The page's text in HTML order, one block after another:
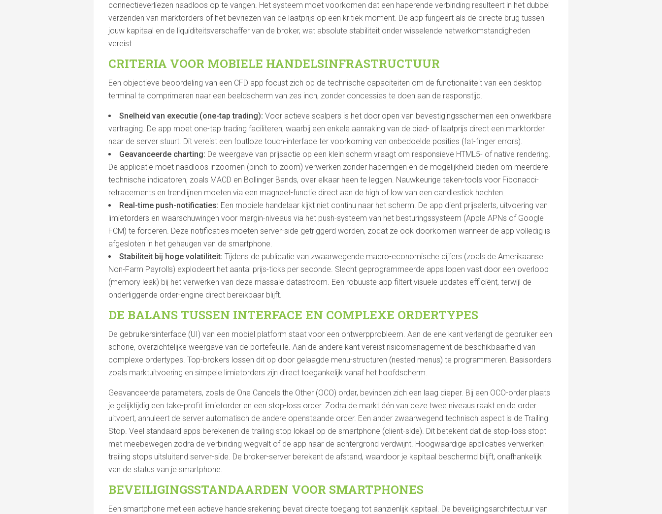
connectieverliezen naadloos op te vangen. Het systeem moet voorkomen dat een haperende verbinding resulteert in het dubbel
verzenden van marktorders of het bevriezen van de laatprijs op een kritiek moment. De app fungeert als de directe brug tussen
jouw kapitaal en de liquiditeitsverschaffer van de broker, wat absolute stabiliteit onder wisselende netwerkomstandigheden
vereist.
CRITERIA VOOR MOBIELE HANDELSINFRASTRUCTUUR
Een objectieve beoordeling van een CFD app focust zich op de technische capaciteiten om de functionaliteit van een desktop
terminal te comprimeren naar een beeldscherm van zes inch, zonder concessies te doen aan de responstijd.
Snelheid van executie (one-tap trading): Voor actieve scalpers is het doorlopen van bevestigingsschermen een onwerkbare
vertraging. De app moet one-tap trading faciliteren, waarbij een enkele aanraking van de bied- of laatprijs direct een marktorder
naar de server stuurt. Dit vereist een foutloze touch-interface ter voorkoming van onbedoelde posities (fat-finger errors).
Geavanceerde charting: De weergave van prijsactie op een klein scherm vraagt om responsieve HTML5- of native rendering.
De applicatie moet naadloos inzoomen (pinch-to-zoom) verwerken zonder haperingen en de mogelijkheid bieden om meerdere
technische indicatoren, zoals MACD en Bollinger Bands, over elkaar heen te leggen. Nauwkeurige teken-tools voor Fibonacci-
retracements en trendlijnen moeten via een magneet-functie direct aan de high of low van een candlestick hechten.
Real-time push-notificaties: Een mobiele handelaar kijkt niet continu naar het scherm. De app dient prijsalerts, uitvoering van
limietorders en waarschuwingen voor margin-niveaus via het push-systeem van het besturingssysteem (Apple APNs of Google
FCM) te forceren. Deze notificaties moeten server-side getriggerd worden, zodat ze ook doorkomen wanneer de app volledig is
afgesloten in het geheugen van de smartphone.
Stabiliteit bij hoge volatiliteit: Tijdens de publicatie van zwaarwegende macro-economische cijfers (zoals de Amerikaanse
Non-Farm Payrolls) explodeert het aantal prijs-ticks per seconde. Slecht geprogrammeerde apps lopen vast door een overloop
(memory leak) bij het verwerken van deze massale datastroom. Een robuuste app filtert visuele updates efficiënt, terwijl de
onderliggende order-engine direct bereikbaar blijft.
DE BALANS TUSSEN INTERFACE EN COMPLEXE ORDERTYPES
De gebruikersinterface (UI) van een mobiel platform staat voor een ontwerpprobleem. Aan de ene kant verlangt de gebruiker een
schone, overzichtelijke weergave van de portefeuille. Aan de andere kant vereist risicomanagement de beschikbaarheid van
complexe ordertypes. Top-brokers lossen dit op door gelaagde menu-structuren (nested menus) te programmeren. Basisorders
zoals marktuitvoering en simpele limietorders zijn direct toegankelijk vanaf het hoofdscherm.
Geavanceerde parameters, zoals de One Cancels the Other (OCO) order, bevinden zich een laag dieper. Bij een OCO-order plaats
je gelijktijdig een take-profit limietorder en een stop-loss order. Zodra de markt één van deze twee niveaus raakt en de order
uitvoert, annuleert de server automatisch de andere openstaande order. Een ander zwaarwegend technisch aspect is de Trailing
Stop. Veel standaard apps berekenen de trailing stop lokaal op de smartphone (client-side). Dit betekent dat de stop-loss stopt
met meebewegen zodra de verbinding wegvalt of de app naar de achtergrond verdwijnt. Hoogwaardige applicaties verwerken
trailing stops uitsluitend server-side. De broker-server berekent de afstand, waardoor je kapitaal beschermd blijft, onafhankelijk
van de status van je smartphone.
BEVEILIGINGSSTANDAARDEN VOOR SMARTPHONES
Een smartphone met een actieve handelsrekening bevat directe toegang tot aanzienlijk kapitaal. De beveiligingsarchitectuur van